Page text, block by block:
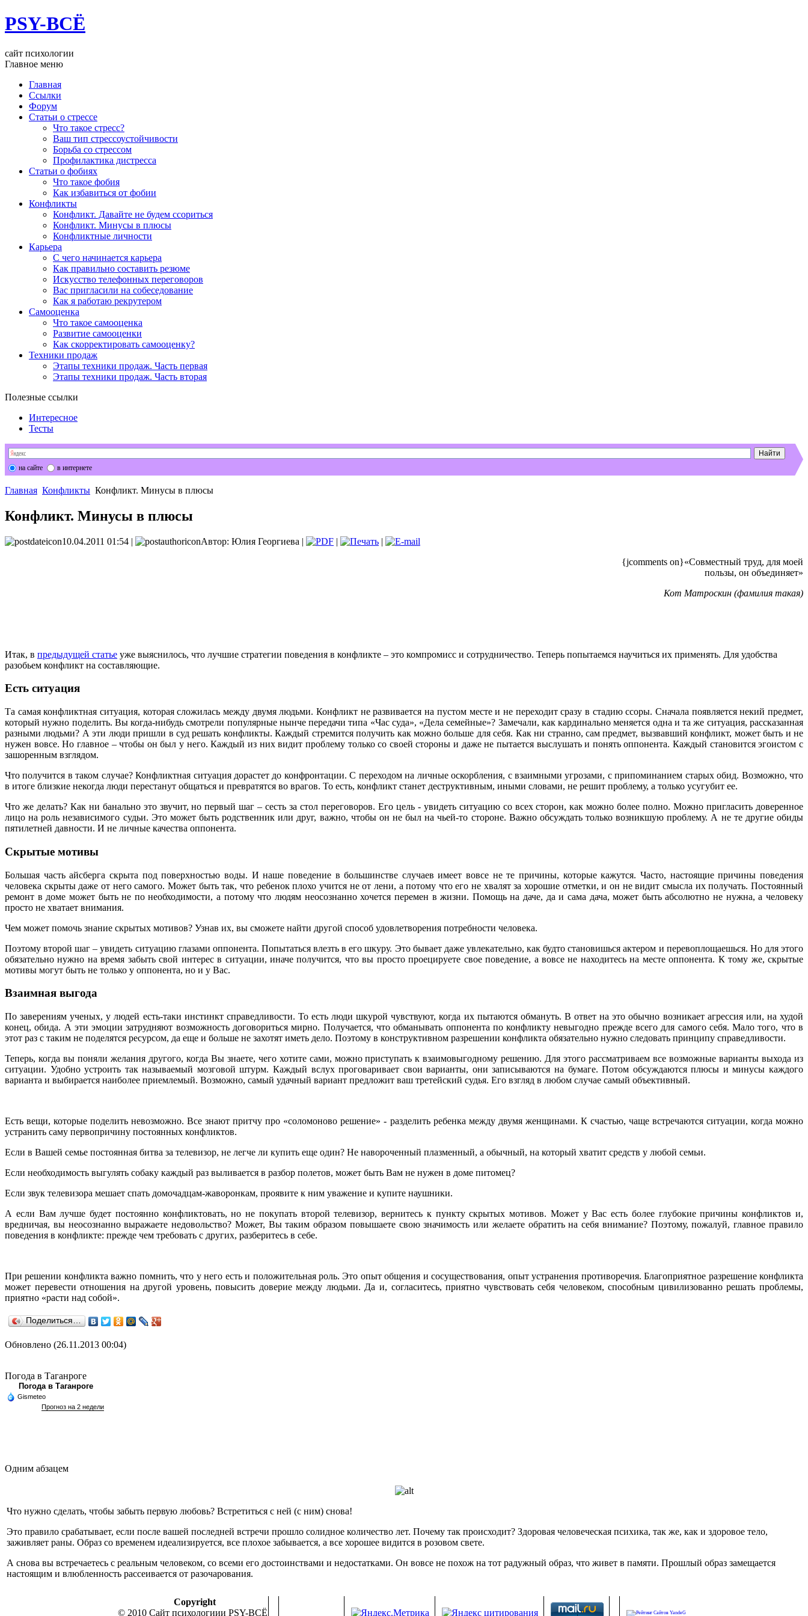
PSY-ВСЁ
сайт психологии
Главное меню
Главная
Ссылки
Форум
Статьи о стрессе
Что такое стресс?
Ваш тип стрессоустойчивости
Борьба со стрессом
Профилактика дистресса
Статьи о фобиях
Что такое фобия
Как избавиться от фобии
Конфликты
Конфликт. Давайте не будем ссориться
Конфликт. Минусы в плюсы
Конфликтные личности
Карьера
С чего начинается карьера
Как правильно составить резюме
Искусство телефонных переговоров
Вас пригласили на собеседование
Как я работаю рекрутером
Самооценка
Что такое самооценка
Развитие самооценки
Как скорректировать самооценку?
Техники продаж
Этапы техники продаж. Часть первая
Этапы техники продаж. Часть вторая
Полезные ссылки
Интересное
Тесты
на сайте в интернете
Главная Конфликты Конфликт. Минусы в плюсы
Конфликт. Минусы в плюсы
10.04.2011 01:54 | Автор: Юлия Георгиева | |
|
{jcomments on}«Совместный труд, для моей
пользы, он объединяет»
Кот Матроскин (фамилия такая)
Итак, в предыдущей статье уже выяснилось, что лучшие стратегии поведения в конфликте – это компромисс и сотрудничество. Теперь попытаемся научиться их применять. Для удобства
разобьем конфликт на составляющие.
Есть ситуация
Та самая конфликтная ситуация, которая сложилась между двумя людьми. Конфликт не развивается на пустом месте и не переходит сразу в стадию ссоры. Сначала появляется некий предмет,
который нужно поделить. Вы когда-нибудь смотрели популярные нынче передачи типа «Час суда», «Дела семейные»? Замечали, как кардинально меняется одна и та же ситуация, рассказанная
разными людьми? А эти люди пришли в суд решать конфликты. Каждый стремится получить как можно больше для себя. Как ни странно, сам предмет, вызвавший конфликт, может быть и не
нужен вовсе. Но главное – чтобы он был у него. Каждый из них видит проблему только со своей стороны и даже не пытается выслушать и понять оппонента. Каждый становится эгоистом с
зашоренным взглядом.
Что получится в таком случае? Конфликтная ситуация дорастет до конфронтации. С переходом на личные оскорбления, с взаимными угрозами, с припоминанием старых обид. Возможно, что
в итоге близкие некогда люди перестанут общаться и превратятся во врагов. То есть, конфликт станет деструктивным, иными словами, не решит проблему, а только усугубит ее.
Что же делать? Как ни банально это звучит, но первый шаг – сесть за стол переговоров. Его цель - увидеть ситуацию со всех сторон, как можно более полно. Можно пригласить доверенное
лицо на роль независимого судьи. Это может быть родственник или друг, важно, чтобы он не был на чьей-то стороне. Важно обсуждать только возникшую проблему. А не те другие обиды
пятилетней давности. И не личные качества оппонента.
Скрытые мотивы
Большая часть айсберга скрыта под поверхностью воды. И наше поведение в большинстве случаев имеет вовсе не те причины, которые кажутся. Часто, настоящие причины поведения
человека скрыты даже от него самого. Может быть так, что ребенок плохо учится не от лени, а потому что его не хвалят за хорошие отметки, и он не видит смысла их получать. Постоянный
ремонт в доме может быть не по необходимости, а потому что людям неосознанно хочется перемен в жизни. Помощь на даче, да и сама дача, может быть абсолютно не нужна, а человеку
просто не хватает внимания.
Чем может помочь знание скрытых мотивов? Узнав их, вы сможете найти другой способ удовлетворения потребности человека.
Поэтому второй шаг – увидеть ситуацию глазами оппонента. Попытаться влезть в его шкуру. Это бывает даже увлекательно, как будто становишься актером и перевоплощаешься. Но для этого
обязательно нужно на время забыть свой интерес в ситуации, иначе получится, что вы просто проецируете свое поведение, а вовсе не находитесь на месте оппонента. К тому же, скрытые
мотивы могут быть не только у оппонента, но и у Вас.
Взаимная выгода
По заверениям ученых, у людей есть-таки инстинкт справедливости. То есть люди шкурой чувствуют, когда их пытаются обмануть. В ответ на это обычно возникает агрессия или, на худой
конец, обида. А эти эмоции затрудняют возможность договориться мирно. Получается, что обманывать оппонента по конфликту невыгодно прежде всего для самого себя. Мало того, что в
этот раз с таким не поделятся ресурсом, да еще и больше не захотят иметь дело. Поэтому в конструктивном разрешении конфликта обязательно нужно следовать принципу справедливости.
Теперь, когда вы поняли желания другого, когда Вы знаете, чего хотите сами, можно приступать к взаимовыгодному решению. Для этого рассматриваем все возможные варианты выхода из
ситуации. Удобно устроить так называемый мозговой штурм. Каждый вслух проговаривает свои варианты, они записываются на бумаге. Потом обсуждаются плюсы и минусы каждого
варианта и выбирается наиболее приемлемый. Возможно, самый удачный вариант предложит ваш третейский судья. Его взгляд в любом случае самый объективный.
Есть вещи, которые поделить невозможно. Все знают притчу про «соломоново решение» ­- разделить ребенка между двумя женщинами. К счастью, чаще встречаются ситуации, когда можно
устранить саму первопричину постоянных конфликтов.
Если в Вашей семье постоянная битва за телевизор, не легче ли купить еще один? Не навороченный плазменный, а обычный, на который хватит средств у любой семьи.
Если необходимость выгулять собаку каждый раз выливается в разбор полетов, может быть Вам не нужен в доме питомец?
Если звук телевизора мешает спать домочадцам-жаворонкам, проявите к ним уважение и купите наушники.
А если Вам лучше будет постоянно конфликтовать, но не покупать второй телевизор, вернитесь к пункту скрытых мотивов. Может у Вас есть более глубокие причины конфликтов и,
вредничая, вы неосознанно выражаете недовольство? Может, Вы таким образом повышаете свою значимость или желаете обратить на себя внимание? Поэтому, пожалуй, главное правило
поведения в конфликте: прежде чем требовать с других, разберитесь в себе.
При решении конфликта важно помнить, что у него есть и положительная роль. Это опыт общения и сосуществования, опыт устранения противоречия. Благоприятное разрешение конфликта
может перевести отношения на другой уровень, повысить доверие между людьми. Да и, согласитесь, приятно чувствовать себя человеком, способным цивилизованно решать проблемы,
приятно «расти над собой».
Поделиться…
Обновлено (26.11.2013 00:04)
Погода в Таганроге
Погода в Таганроге
Gismeteo
Прогноз на 2 недели
Одним абзацем
Что нужно сделать, чтобы забыть первую любовь? Встретиться с ней (с ним) снова!
Это правило срабатывает, если после вашей последней встречи прошло солидное количество лет. Почему так происходит? Здоровая человеческая психика, так же, как и здоровое тело,
заживляет раны. Образ со временем идеализируется, все плохое забывается, а все хорошее видится в розовом свете.
А снова вы встречаетесь с реальным человеком, со всеми его достоинствами и недостатками. Он вовсе не похож на тот радужный образ, что живет в памяти. Прошлый образ замещается
настоящим и влюбленность рассеивается от разочарования.
Copyright
© 2010 Сайт психологиии PSY-ВСЁ